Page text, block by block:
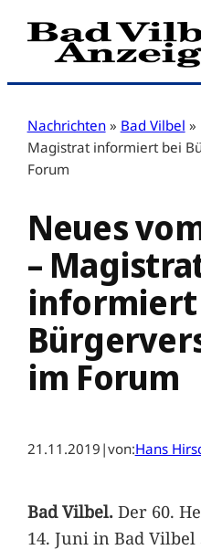
Zum
Inhalt
Nachrichten » Bad Vilbel »
Magistrat informiert bei
Forum
Neues
–
informiert
im Forum
21.11.2019 |von:Hans
Bad Vilbel.Der 60.
14. Juni in Bad